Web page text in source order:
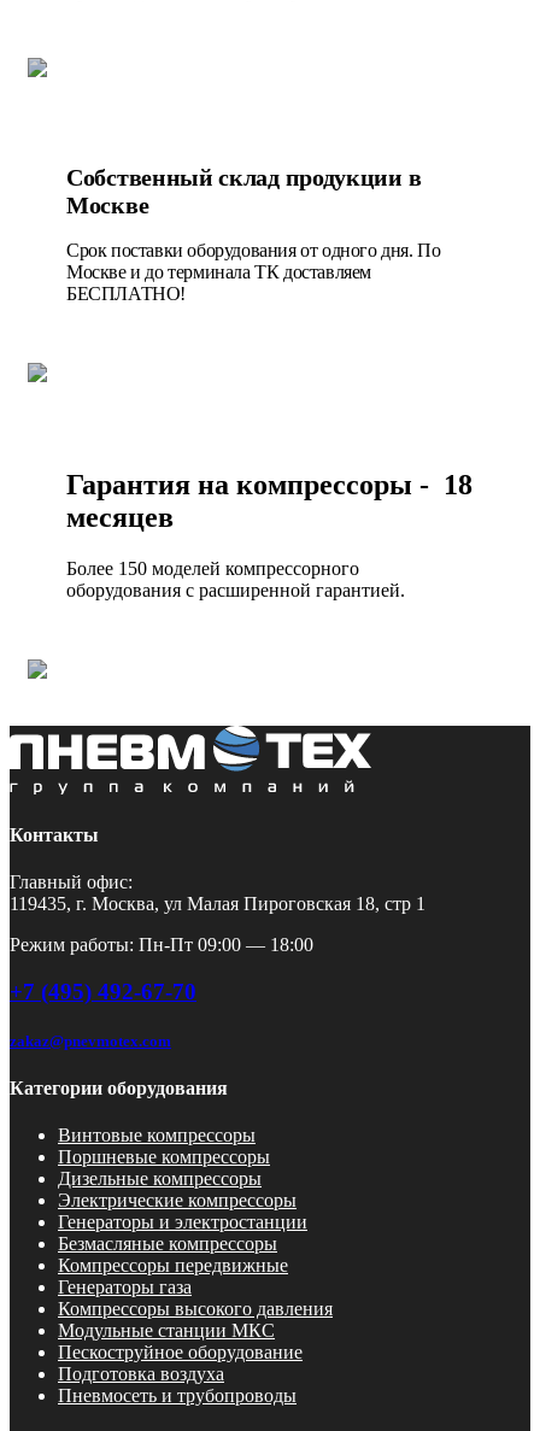
Собственный склад продукции в
Москве
Срок поставки оборудования от одного дня. По
Москве и до терминала ТК доставляем
БЕСПЛАТНО!
Гарантия на компрессоры - 18
месяцев
Более 150 моделей компрессорного
оборудования с расширенной гарантией.
Контакты
Главный офис:
119435, г. Москва, ул Малая Пироговская 18, стр 1
Режим работы: Пн-Пт 09:00 — 18:00
+7 (495) 492-67-70
zakaz@pnevmotex.com
Категории оборудования
Винтовые компрессоры
Поршневые компрессоры
Дизельные компрессоры
Электрические компрессоры
Генераторы и электростанции
Безмасляные компрессоры
Компрессоры передвижные
Генераторы газа
Компрессоры высокого давления
Модульные станции МКС
Пескоструйное оборудование
Подготовка воздуха
Пневмосеть и трубопроводы